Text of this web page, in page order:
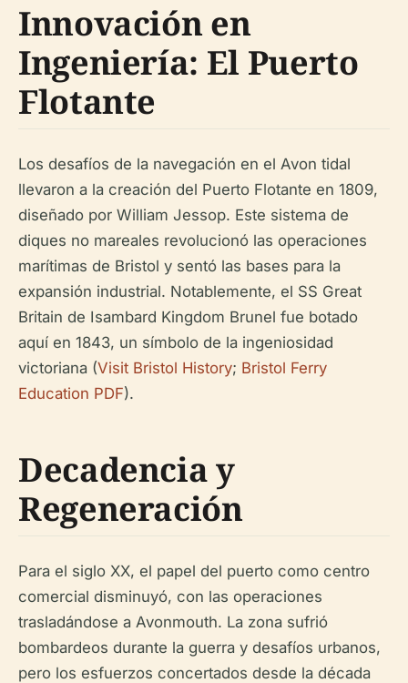
Innovación en
Ingeniería: El Puerto
Flotante
Los desafíos de la navegación en el Avon tidal
llevaron a la creación del Puerto Flotante en 1809,
diseñado por William Jessop. Este sistema de
diques no mareales revolucionó las operaciones
marítimas de Bristol y sentó las bases para la
expansión industrial. Notablemente, el SS Great
Britain de Isambard Kingdom Brunel fue botado
aquí en 1843, un símbolo de la ingeniosidad
victoriana (Visit Bristol History; Bristol Ferry
Education PDF).
Decadencia y
Regeneración
Para el siglo XX, el papel del puerto como centro
comercial disminuyó, con las operaciones
trasladándose a Avonmouth. La zona sufrió
bombardeos durante la guerra y desafíos urbanos,
pero los esfuerzos concertados desde la década